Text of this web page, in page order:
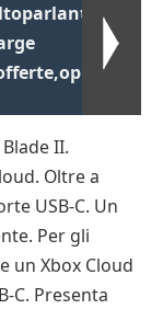
II.
Oltre a
USB-C. Un
Per gli
un Xbox Cloud
C. Presenta